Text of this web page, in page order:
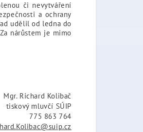
či nevytváření
a ochrany
udělil od ledna do
nárůstem je mimo
Mgr. Richard Kolibač
tiskový mluvčí SÚIP
775 863 764